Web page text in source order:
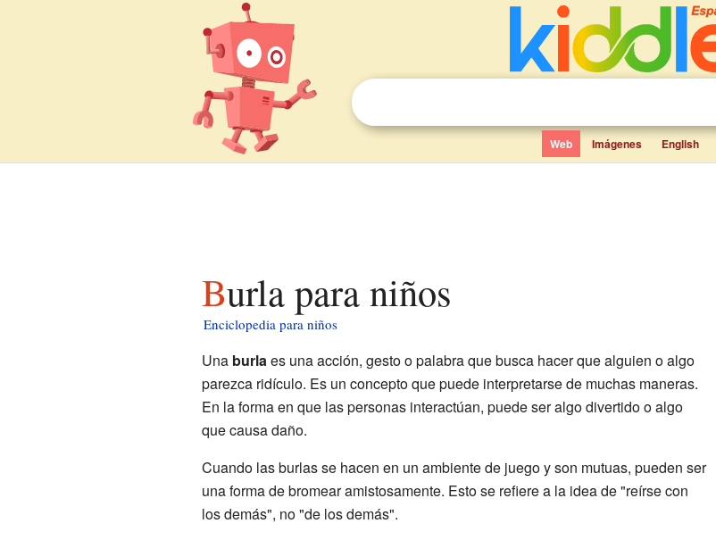
Web Imágenes English
Burla para niños
Enciclopedia para niños
Una burlaes una acción, gesto o palabra que busca hacer que alguien o algo
parezca ridículo. Es un concepto que puede interpretarse de muchas maneras.
En la forma en que las personas interactúan, puede ser algo divertido o algo
que causa daño.
Cuando las burlas se hacen en un ambiente de juego y son mutuas, pueden ser
una forma de bromear amistosamente. Esto se refiere a la idea de "reírse con
los demás", no "de los demás".